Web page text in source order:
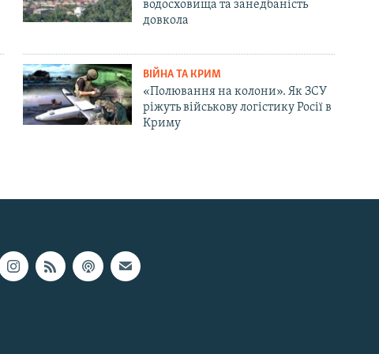
водосховища та занедбаність
довкола
ВІЙНА ТА КРИМ
«Полювання на колони». Як ЗСУ
ріжуть військову логістику Росії в
Криму